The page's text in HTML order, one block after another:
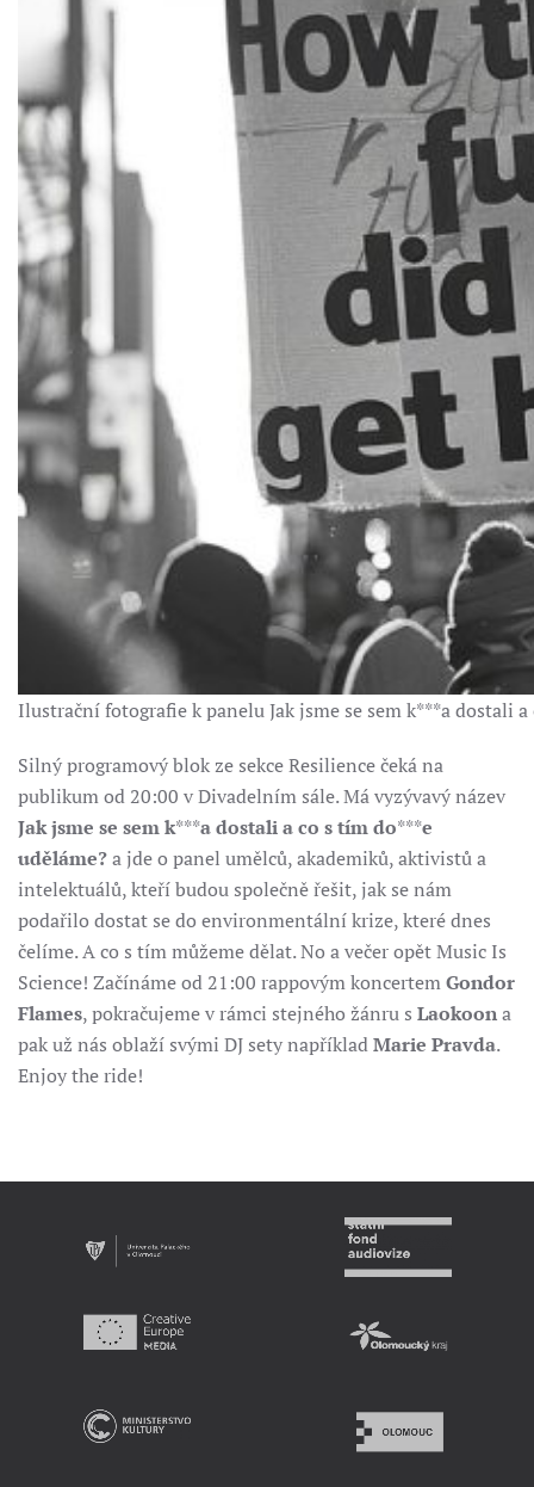
Ilustrační fotografie k panelu Jak jsme se sem k***a dostali
Silný programový blok ze sekce Resilience čeká na
publikum od 20:00 v Divadelním sále. Má vyzývavý název
Jak jsme se sem k***a dostali a co s tím do***e
uděláme?a jde o panel umělců, akademiků, aktivistů a
intelektuálů, kteří budou společně řešit, jak se nám
podařilo dostat se do environmentální krize, které dnes
čelíme. A co s tím můžeme dělat. No a večer opět Music Is
Science! Začínáme od 21:00 rappovým koncertemGondor
Flames, pokračujeme v rámci stejného žánru s Laokoona
pak už nás oblaží svými DJ sety napříkladMarie Pravda.
Enjoy the ride!